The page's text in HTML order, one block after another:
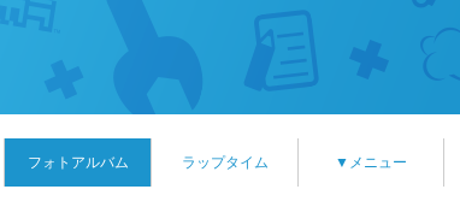
フォトアルバム ラップタイム ▼メニュー